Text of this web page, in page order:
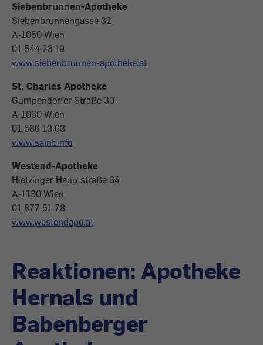
Siebenbrunnen-Apotheke
Siebenbrunnengasse 32
A-1050 Wien
01 544 23 19
www.siebenbrunnen-apotheke.at
St. Charles Apotheke
Gumpendorfer Straße 30
A-1060 Wien
01 586 13 63
www.saint.info
Westend-Apotheke
Hietzinger Hauptstraße 64
A-1130 Wien
01 877 51 78
www.westendapo.at
Reaktionen: Apotheke
Hernals und
Babenberger